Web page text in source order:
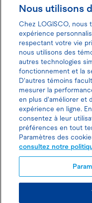
Joindre
Donnez
Politique
Politique de
renseignements
Nous utilisons
Chez LOGISCO, nous
expérience
respectant votre vie
nous utilisons des
autres technologies
fonctionnement et la
D'autres témoins
mesurer la
en plus d'améliorer et
expérience en ligne.
consentez à leur
préférences en tout
Paramètres des
consultez notre